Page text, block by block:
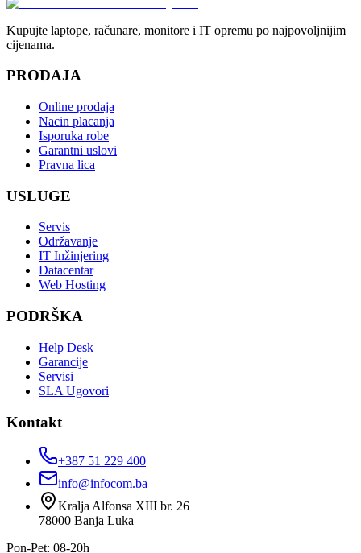
Kupujte laptope, računare, monitore i IT opremu po najpovoljnijim
cijenama.
PRODAJA
Online prodaja
Nacin placanja
Isporuka robe
Garantni uslovi
Pravna lica
USLUGE
Servis
Održavanje
IT Inžinjering
Datacentar
Web Hosting
PODRŠKA
Help Desk
Garancije
Servisi
SLA Ugovori
Kontakt
+387 51 229 400
info@infocom.ba
Kralja Alfonsa XIII br. 26
78000 Banja Luka
Pon-Pet: 08-20h